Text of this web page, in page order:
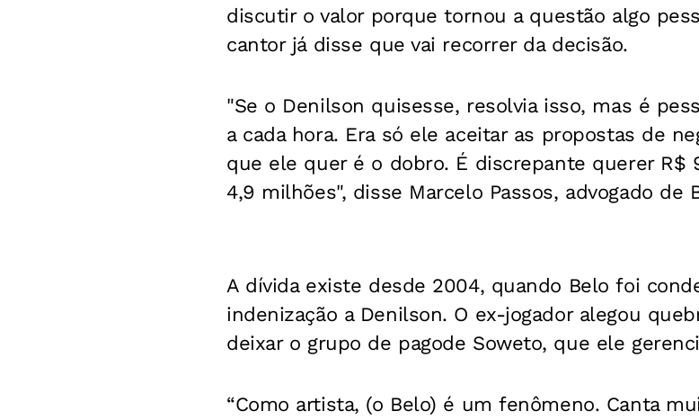
discutir o valor porque tornou a questão algo
cantor já disse que vai recorrer da decisão.
"Se o Denilson quisesse, resolvia isso, mas é
a cada hora. Era só ele aceitar as propostas de
que ele quer é o dobro. É discrepante querer R$
4,9 milhões", disse Marcelo Passos, advogado de
A dívida existe desde 2004, quando Belo foi
indenização a Denilson. O ex-jogador alegou
deixar o grupo de pagode Soweto, que ele
“Como artista, (o Belo) é um fenômeno. Canta